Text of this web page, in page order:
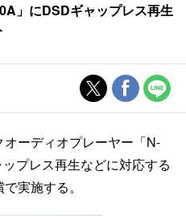
」にDSDギャップレス再生
ーディオプレーヤー「N-
プレス再生などに対応する
実施する。